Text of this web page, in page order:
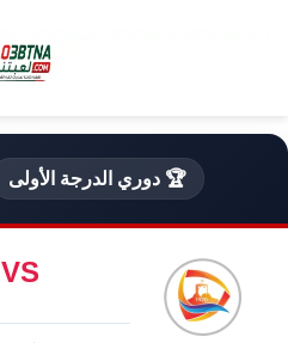
🏆 دوري الدرجة الأولى
VS